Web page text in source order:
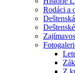
Rodáci a
Z